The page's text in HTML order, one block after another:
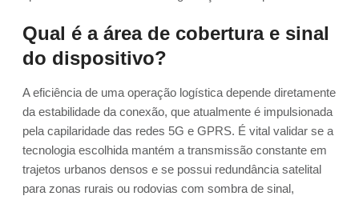
Qual é a área de cobertura e sinal
do dispositivo?
A eficiência de uma operação logística depende diretamente
da estabilidade da conexão, que atualmente é impulsionada
pela capilaridade das redes 5G e GPRS. É vital validar se a
tecnologia escolhida mantém a transmissão constante em
trajetos urbanos densos e se possui redundância satelital
para zonas rurais ou rodovias com sombra de sinal,